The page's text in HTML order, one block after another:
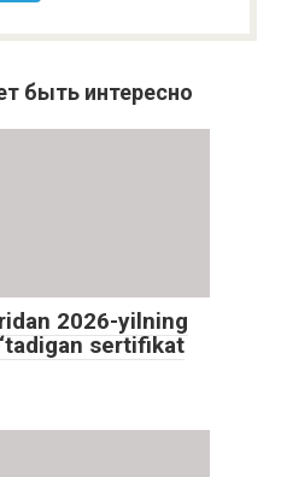
быть интересно
2026-yilning
sertifikat